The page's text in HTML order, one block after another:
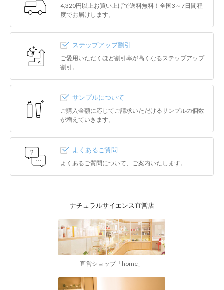
4,320円以上お買い上げで送料無料！全国3～7日間程
度でお届けします。
ステップアップ割引
ご愛用いただくほど割引率が高くなるステップアップ
割引。
サンプルについて
ご購入金額に応じてご請求いただけるサンプルの個数
が増えていきます。
よくあるご質問
よくあるご質問について、ご案内いたします。
ナチュラルサイエンス直営店
直営ショップ「home」